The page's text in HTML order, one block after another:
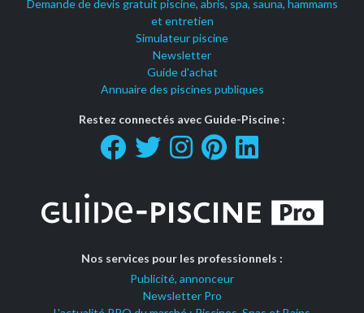
Demande de devis gratuit piscine, abris, spa, sauna, hammams
et entretien
Simulateur piscine
Newsletter
Guide d'achat
Annuaire des piscines publiques
Restez connectés avec Guide-Piscine :
Nos services pour les professionnels :
Publicité, annonceur
Newsletter Pro